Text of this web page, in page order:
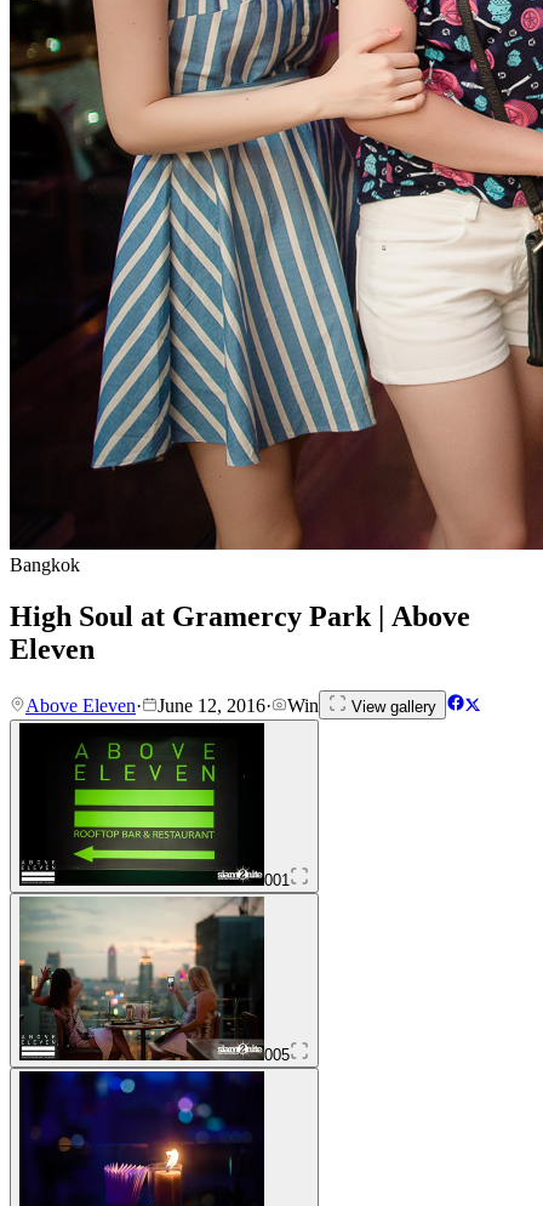
Bangkok
High Soul at Gramercy Park | Above
Eleven
Above Eleven· June 12, 2016· Win View gallery
001
005